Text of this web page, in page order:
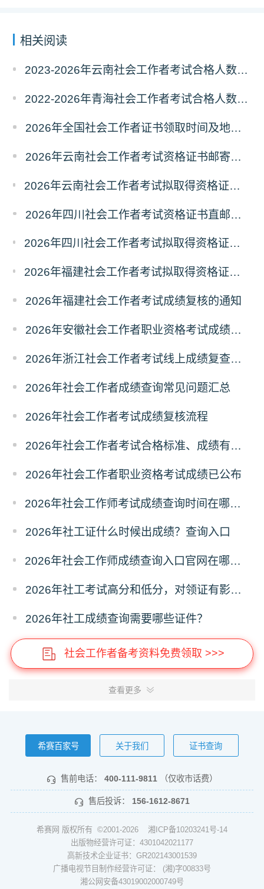
相关阅读
2023-2026年云南社会工作者考试合格人数统计及分析
2022-2026年青海社会工作者考试合格人数统计及分析
2026年全国社会工作者证书领取时间及地点汇总
2026年云南社会工作者考试资格证书邮寄领取的通知
2026年云南社会工作者考试拟取得资格证书人员使用告知承诺制情况的公示
2026年四川社会工作者考试资格证书直邮领取的通知
2026年四川社会工作者考试拟取得资格证书相关人员承诺情况的公示
2026年福建社会工作者考试拟取得资格证书相关人员承诺情况的公示
2026年福建社会工作者考试成绩复核的通知
2026年安徽社会工作者职业资格考试成绩复查的通知
2026年浙江社会工作者考试线上成绩复查申请的通知
2026年社会工作者成绩查询常见问题汇总
2026年社会工作者考试成绩复核流程
2026年社会工作者考试合格标准、成绩有效期
2026年社会工作者职业资格考试成绩已公布
2026年社会工作师考试成绩查询时间在哪天？历年成绩查询时间
2026年社工证什么时候出成绩？查询入口
2026年社会工作师成绩查询入口官网在哪？怎么查询？
2026年社工考试高分和低分，对领证有影响吗？
2026年社工成绩查询需要哪些证件？
社会工作者备考资料免费领取 >>>
查看更多
希赛百家号 关于我们 证书查询
售前电话： 400-111-9811 （仅收市话费）
售后投诉： 156-1612-8671
希赛网 版权所有 ©2001-2026 湘ICP备10203241号-14
出版物经营许可证：4301042021177
高新技术企业证书：GR202143001539
广播电视节目制作经营许可证： (湘)字00833号
湘公网安备43019002000749号